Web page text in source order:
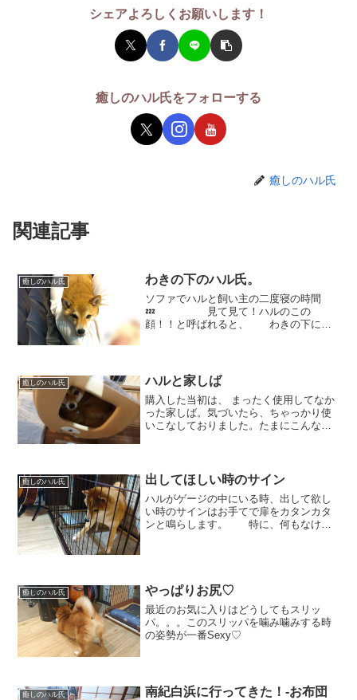
シェアよろしくお願いします！
癒しのハル氏をフォローする
癒しのハル氏
関連記事
癒しのハル氏 わきの下のハル氏。
ソファでハルと飼い主の二度寝の時間
💤 見て見て！ハルのこの
顔！！と呼ばれると、 わきの下にす
顔。。。） ピコン！と戻り...
癒しのハル氏 ハルと家しば
購入した当初は、 まったく使用してなか
った家しば。気づいたら、ちゃっかり使
いこなしておりました。たまにこんなこ
癒しのハル氏 出してほしい時のサイン
ハルがゲージの中にいる時、出して欲し
い時のサインはお手てで扉をカタンカタ
ンと鳴らします。 特に、何もなけれ
癒しのハル氏 やっぱりお尻♡
最近のお気に入りはどうしてもスリッ
パ。。。このスリッパを噛み噛みする時
の姿勢が一番Sexy♡
癒しのハル氏
南紀白浜に行ってきた！-お布団